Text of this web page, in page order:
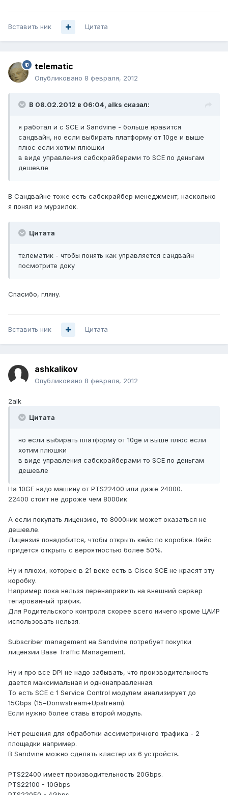
Вставить ник Цитата
telematic
Опубликовано 8 февраля, 2012
В 08.02.2012 в 06:04, alks сказал:
я работал и с SCE и Sandvine - больше нравится
сандвайн, но если выбирать платформу от 10ge и выше
плюс если хотим плюшки
в виде управления сабскрайберами то SCE по деньгам
дешевле
В Сандвайне тоже есть сабскрайбер менеджмент, насколько
я понял из мурзилок.
Цитата
телематик - чтобы понять как управляется сандвайн
посмотрите доку
Спасибо, гляну.
Вставить ник Цитата
ashkalikov
Опубликовано 8 февраля, 2012
2alk
Цитата
но если выбирать платформу от 10ge и выше плюс если
хотим плюшки
в виде управления сабскрайберами то SCE по деньгам
дешевле
На 10GE надо машину от PTS22400 или даже 24000.
22400 стоит не дороже чем 8000ик
А если покупать лицензию, то 8000ник может оказаться не
дешевле.
Лицензия понадобится, чтобы открыть кейс по коробке. Кейс
придется открыть с вероятностью более 50%.
Ну и плюхи, которые в 21 веке есть в Cisco SCE не красят эту
коробку.
Например пока нельзя перенаправить на внешний сервер
тегированный трафик.
Для Родительского контроля скорее всего ничего кроме ЦАИР
использовать нельзя.
Subscriber management на Sandvine потребует покупки
лицензии Base Traffic Management.
Ну и про все DPI не надо забывать, что производительность
дается максимальная и однонаправленная.
То есть SCE с 1 Service Control модулем анализирует до
15Gbps (15=Donwstream+Upstream).
Если нужно более ставь второй модуль.
Нет решения для обработки ассиметричного трафика - 2
площадки например.
В Sandvine можно сделать кластер из 6 устройств.
PTS22400 имеет производительность 20Gbps.
PTS22100 - 10Gbps